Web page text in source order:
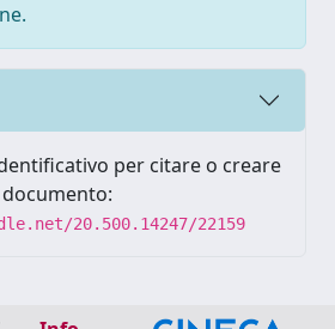
per citare o creare
20.500.14247/22159